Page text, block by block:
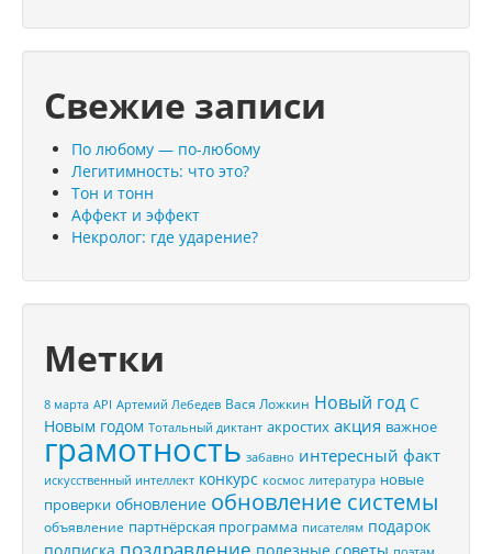
Свежие записи
По любому — по-любому
Легитимность: что это?
Тон и тонн
Аффект и эффект
Некролог: где ударение?
Метки
8 марта API Артемий Лебедев Вася Ложкин Новый год С
Новым годом Тотальный диктант акростих акция важное
грамотность забавно интересный факт
искусственный интеллект конкурс космос литература новые
проверки обновление обновление системы
объявление партнёрская программа писателям подарок